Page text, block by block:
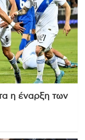
η έναρξη των